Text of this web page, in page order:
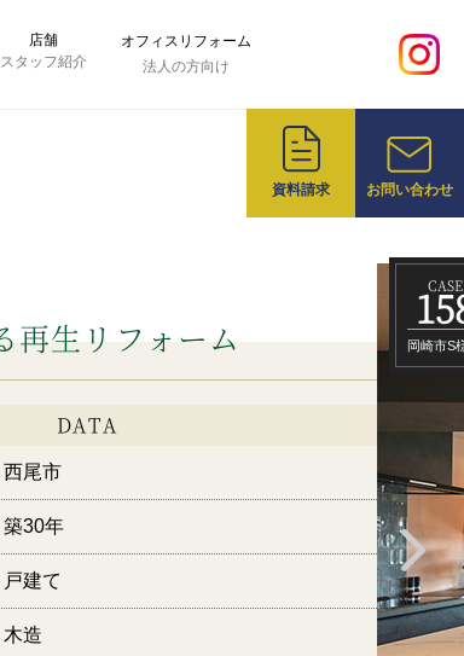
店舗
スタッフ紹介
オフィスリフォーム
法人の方向け
資料請求 お問い合わせ
再生リフォーム
DATA
西尾市
築30年
戸建て
木造
CASE
岡崎市S